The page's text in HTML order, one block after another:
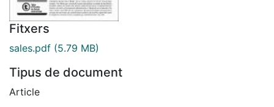
Fitxers
sales.pdf (5.79 MB)
Tipus de document
Article